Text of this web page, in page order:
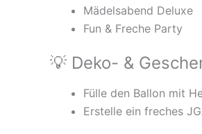
Mädelsabend Deluxe
Fun & Freche Party
💡 Deko- &
Fülle den Ballon mit
Erstelle ein freches